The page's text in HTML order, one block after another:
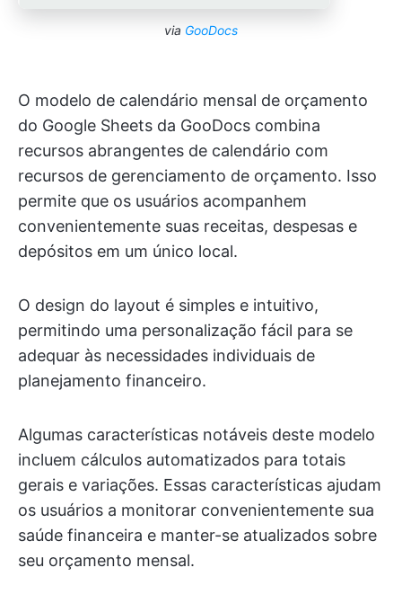
via GooDocs
O modelo de calendário mensal de orçamento
do Google Sheets da GooDocs combina
recursos abrangentes de calendário com
recursos de gerenciamento de orçamento. Isso
permite que os usuários acompanhem
convenientemente suas receitas, despesas e
depósitos em um único local.
O design do layout é simples e intuitivo,
permitindo uma personalização fácil para se
adequar às necessidades individuais de
planejamento financeiro.
Algumas características notáveis deste modelo
incluem cálculos automatizados para totais
gerais e variações. Essas características ajudam
os usuários a monitorar convenientemente sua
saúde financeira e manter-se atualizados sobre
seu orçamento mensal.